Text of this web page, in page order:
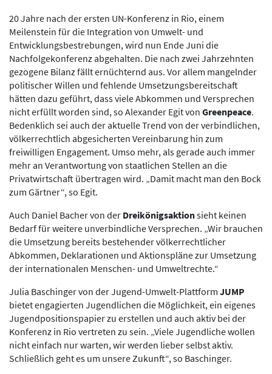
20 Jahre nach der ersten UN-Konferenz in Rio, einem
Meilenstein für die Integration von Umwelt- und
Entwicklungsbestrebungen, wird nun Ende Juni die
Nachfolgekonferenz abgehalten. Die nach zwei Jahrzehnten
gezogene Bilanz fällt ernüchternd aus. Vor allem mangelnder
politischer Willen und fehlende Umsetzungsbereitschaft
hätten dazu geführt, dass viele Abkommen und Versprechen
nicht erfüllt worden sind, so Alexander Egit von Greenpeace.
Bedenklich sei auch der aktuelle Trend von der verbindlichen,
völkerrechtlich abgesicherten Vereinbarung hin zum
freiwilligen Engagement. Umso mehr, als gerade auch immer
mehr an Verantwortung von staatlichen Stellen an die
Privatwirtschaft übertragen wird. „Damit macht man den Bock
zum Gärtner“, so Egit.
Auch Daniel Bacher von der Dreikönigsaktionsieht keinen
Bedarf für weitere unverbindliche Versprechen. „Wir brauchen
die Umsetzung bereits bestehender völkerrechtlicher
Abkommen, Deklarationen und Aktionspläne zur Umsetzung
der internationalen Menschen- und Umweltrechte.“
Julia Baschinger von der Jugend-Umwelt-Plattform JUMP
bietet engagierten Jugendlichen die Möglichkeit, ein eigenes
Jugendpositionspapier zu erstellen und auch aktiv bei der
Konferenz in Rio vertreten zu sein. „Viele Jugendliche wollen
nicht einfach nur warten, wir werden lieber selbst aktiv.
Schließlich geht es um unsere Zukunft“, so Baschinger.